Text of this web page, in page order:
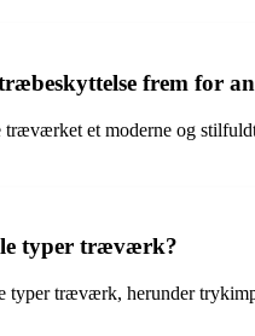
frem for
et moderne og
typer træværk?
typer træværk, herunder